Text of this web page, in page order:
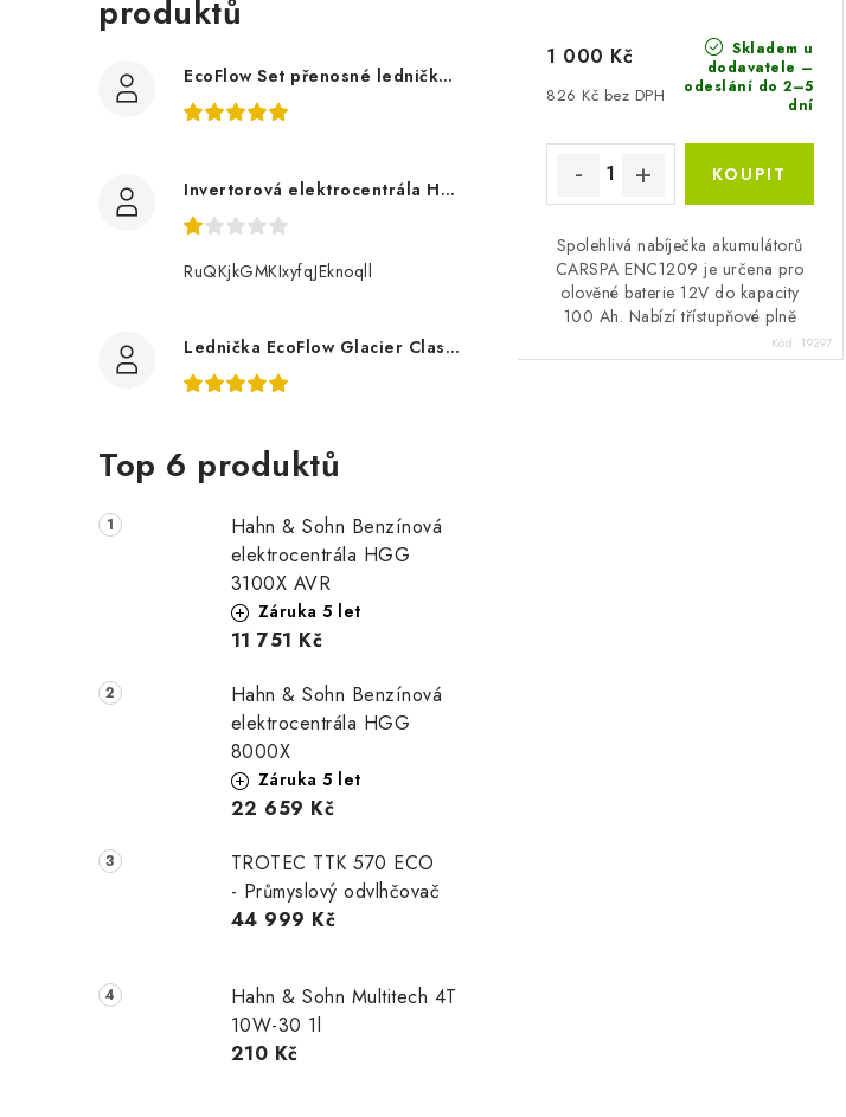
n
produktů
EcoFlow Set přenosné ledničky GLACIER Classic 55 l s Glacier baterií
Invertorová elektrocentrála Hahn & Sohn H IG 2400
RuQKjkGMKIxyfqJEknoqll
Lednička EcoFlow Glacier Classic 55L
Top 6 produktů
Hahn & Sohn Benzínová
elektrocentrála HGG
3100X AVR
Záruka 5 let
11 751 Kč
Hahn & Sohn Benzínová
elektrocentrála HGG
8000X
Záruka 5 let
22 659 Kč
TROTEC TTK 570 ECO
- Průmyslový odvlhčovač
44 999 Kč
Hahn & Sohn Multitech 4T
10W-30 1l
210 Kč
k
ů
Skladem u
dodavatele –
odeslání do 2–5
dní
826 Kč bez DPH
1 000 Kč
Spolehlivá nabíječka akumulátorů
CARSPA ENC1209 je určena pro
olověné baterie 12V do kapacity
100 Ah. Nabízí třístupňové plně
automatické nabíjení s maximálním
proudem 9 A,...
Kód: 19297